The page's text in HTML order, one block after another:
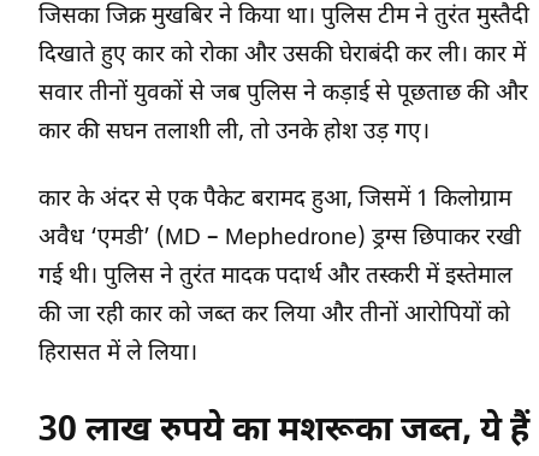
जिसका जिक्र मुखबिर ने किया था। पुलिस टीम ने तुरंत मुस्तैदी
दिखाते हुए कार को रोका और उसकी घेराबंदी कर ली। कार में
सवार तीनों युवकों से जब पुलिस ने कड़ाई से पूछताछ की और
कार की सघन तलाशी ली, तो उनके होश उड़ गए।
कार के अंदर से एक पैकेट बरामद हुआ, जिसमें 1 किलोग्राम
अवैध ‘एमडी’ (MD – Mephedrone) ड्रग्स छिपाकर रखी
गई थी। पुलिस ने तुरंत मादक पदार्थ और तस्करी में इस्तेमाल
की जा रही कार को जब्त कर लिया और तीनों आरोपियों को
हिरासत में ले लिया।
30 लाख रुपये का मशरूका जब्त, ये हैं